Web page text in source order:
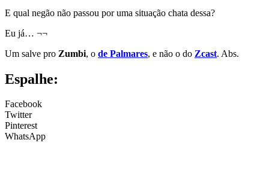
E qual negão não passou por uma situação chata dessa?
Eu já… ¬¬
Um salve pro Zumbi, o de Palmares, e não o do Zcast. Abs.
Espalhe:
Facebook
Twitter
Pinterest
WhatsApp